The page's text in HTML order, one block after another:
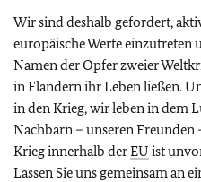
Wir sind deshalb gefordert,
europäische Werte einzutreten
Namen der Opfer zweier
in Flandern ihr Leben ließen.
in den Krieg, wir leben in dem
Nachbarn – unseren Freunden
Krieg innerhalb derEU ist
Lassen Sie uns gemeinsam an